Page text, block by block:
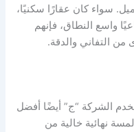
سواء كان عقارًا سكنيًا،
واسع النطاق، فإنهم
التفاني والدقة.
الشركة “ج” أيضًا أفضل
نهائية خالية من